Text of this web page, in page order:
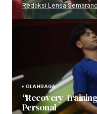
Redaksi Lensa Semarang
OLAHRAGA
“Recovery
Personal